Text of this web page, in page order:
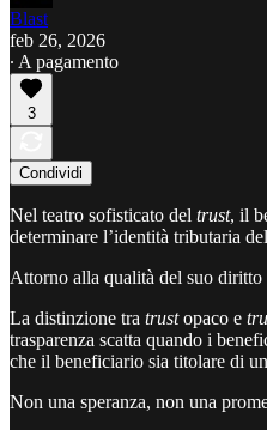
Blast
feb 26, 2026
∙ A pagamento
3
Condividi
Nel teatro sofisticato del trust, il
determinare l’identità tributaria
Attorno alla qualità del suo diritto
La distinzione tra trustopaco e
trasparenza scatta quando i
che il beneficiario sia titolare di
Non una speranza, non una